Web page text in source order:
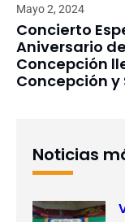
Mayo 2, 2024
Concierto
Aniversario
Concepción
Concepción
Noticias